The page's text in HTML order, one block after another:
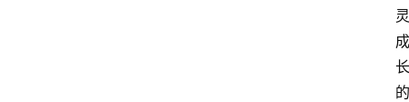
灵
成
长
的